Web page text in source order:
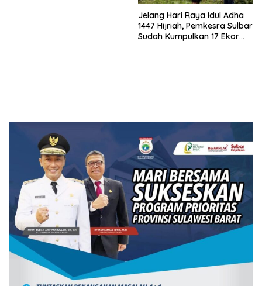
Jelang Hari Raya Idul Adha
1447 Hijriah, Pemkesra Sulbar
Sudah Kumpulkan 17 Ekor